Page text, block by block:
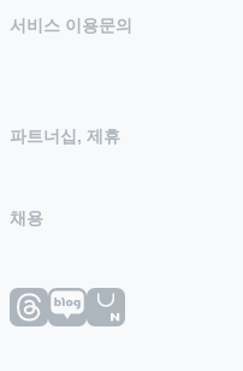
서비스 이용문의
파트너십, 제휴
채용